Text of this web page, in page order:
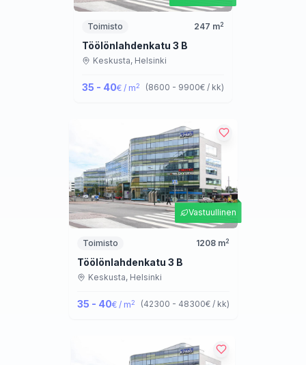
Toimisto 247 m2
Töölönlahdenkatu 3 B
Keskusta, Helsinki
35 - 40€ / m2 (8600 - 9900€ / kk)
Vastuullinen
Toimisto 1208m2
Töölönlahdenkatu 3 B
Keskusta, Helsinki
35 - 40€ / m2 (42300 - 48300€ / kk)